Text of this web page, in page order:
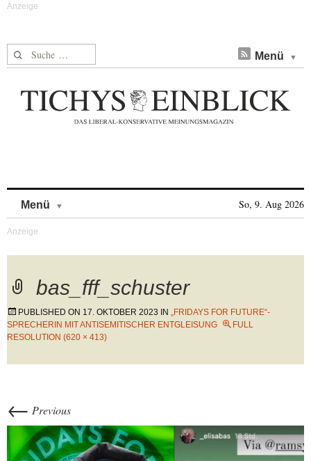
Suche nach: Menü
Menü So, 9. Aug 2026
bas_fff_schuster
PUBLISHED ON 17. OKTOBER 2023 IN „FRIDAYS FOR FUTURE“-
SPRECHERIN MIT ANTISEMITISCHER ENTGLEISUNG
FULL
RESOLUTION (620 × 413)
← Previous